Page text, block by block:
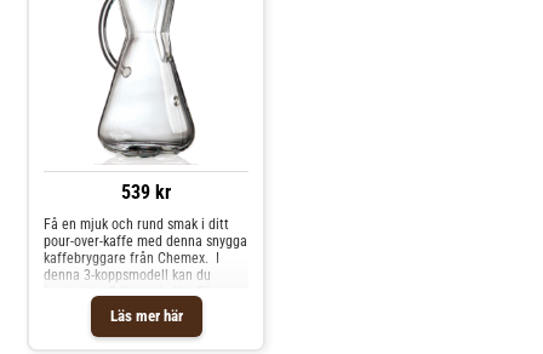
kaffeberedningsverktyg som kan
göra en kopp kaffe enligt
individuella
behov.&nbsp;&nbsp;Chemex filter
kaffebryggare är ganska liten, så
det tar inte mycket utrymme i ditt
kök, och underhållet kräver inte
mycket arbete på grund av
engångspappersfilter.
Kaffebryggaren själv är lätt att
539 kr
Läs mer här
Få en mjuk och rund smak i ditt
pour-over-kaffe med denna snygga
kaffebryggare från Chemex. I
denna 3-koppsmodell kan du
brygga ca. 5dl gott kaffe. För
denna kaffebryggare
används Chemex FP-2 kaffefilter.